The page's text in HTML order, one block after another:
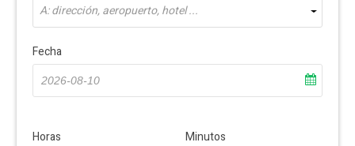
A: dirección, aeropuerto, hotel ...
Fecha
Horas
Minutos